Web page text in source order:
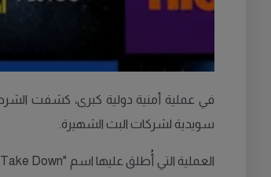
سويدية لشركات البث الشهيرة.